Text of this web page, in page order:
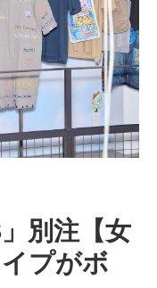
」別注【女
プがボ